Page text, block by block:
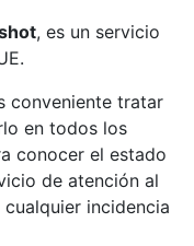
, es un servicio
conveniente tratar
en todos los
conocer el estado
de atención al
incidencia